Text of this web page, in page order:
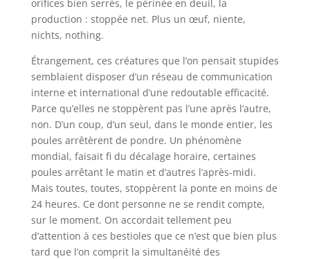
orifices bien serrés, le périnée en deuil, la
production : stoppée net. Plus un œuf, niente,
nichts, nothing.
Étrangement, ces créatures que l’on pensait stupides
semblaient disposer d’un réseau de communication
interne et international d’une redoutable efficacité.
Parce qu’elles ne stoppèrent pas l’une après l’autre,
non. D’un coup, d’un seul, dans le monde entier, les
poules arrêtèrent de pondre. Un phénomène
mondial, faisait fi du décalage horaire, certaines
poules arrêtant le matin et d’autres l’après-midi.
Mais toutes, toutes, stoppèrent la ponte en moins de
24 heures. Ce dont personne ne se rendit compte,
sur le moment. On accordait tellement peu
d’attention à ces bestioles que ce n’est que bien plus
tard que l’on comprit la simultanéité des